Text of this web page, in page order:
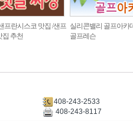
프란시스코 맛집 /샌프
집 추천
실리콘밸리 골프아카
골프레슨
408-243-2533
408-243-8117